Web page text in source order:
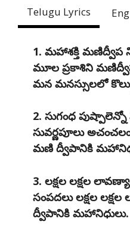
Telugu Lyrics
1. మహాశక్తి మణిద్వీప
మూల ప్రకాశిని
మన మనస్సులలో
2. సుగంధ
సువర్ణపూలు
మణి ద్వీపానికి
3. లక్షల లక్షల
సంపదలు లక్షల లక్షల
ద్వీపానికి మహానిధులు.